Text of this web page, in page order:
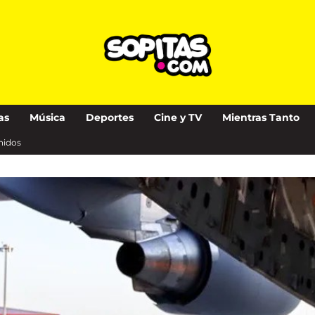
Música Deportes Cine y TV Mientras Tanto